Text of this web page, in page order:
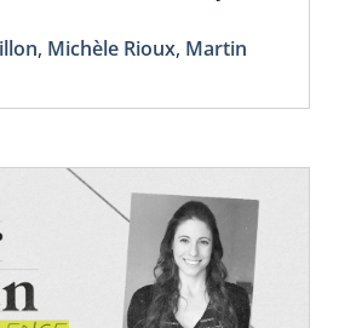
, Michèle Rioux, Martin